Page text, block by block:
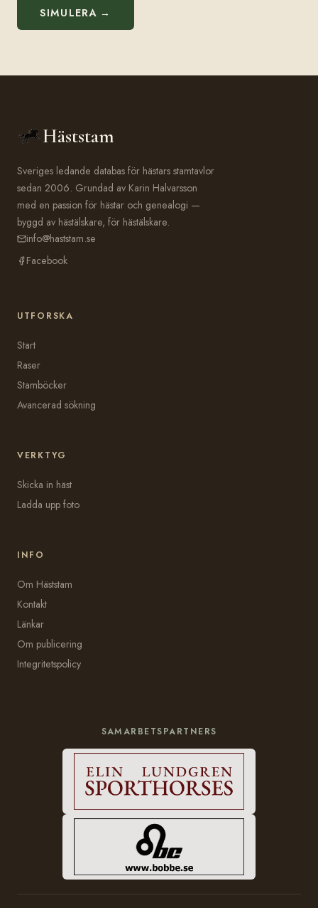
SIMULERA →
Häststam
Sveriges ledande databas för hästars stamtavlor
sedan 2006. Grundad av Karin Halvarsson
med en passion för hästar och genealogi —
byggd av hästälskare, för hästälskare.
info@haststam.se
Facebook
UTFORSKA
Start
Raser
Stamböcker
Avancerad sökning
VERKTYG
Skicka in häst
Ladda upp foto
INFO
Om Häststam
Kontakt
Länkar
Om publicering
Integritetspolicy
SAMARBETSPARTNERS